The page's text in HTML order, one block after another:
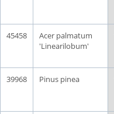
45458
Acer palmatum
'Linearilobum'
39968 Pinus pinea